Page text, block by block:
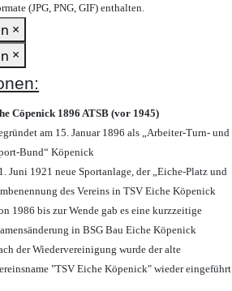
(JPG, PNG, GIF) enthalten.
×
×
Cöpenick 1896 ATSB (vor 1945)
am 15. Januar 1896 als „Arbeiter-Turn- und
Bund“ Köpenick
Juni 1921 neue Sportanlage, der „Eiche-Platz und
des Vereins in TSV Eiche Köpenick
1986 bis zur Wende gab es eine kurzzeitige
in BSG Bau Eiche Köpenick
der Wiedervereinigung wurde der alte
"TSV Eiche Köpenick" wieder eingeführt